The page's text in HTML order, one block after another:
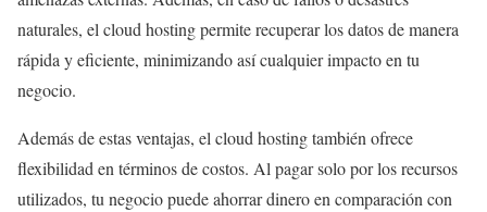
naturales, el cloud hosting permite recuperar los datos de manera
rápida y eficiente, minimizando así cualquier impacto en tu
negocio.
Además de estas ventajas, el cloud hosting también ofrece
flexibilidad en términos de costos. Al pagar solo por los recursos
utilizados, tu negocio puede ahorrar dinero en comparación con